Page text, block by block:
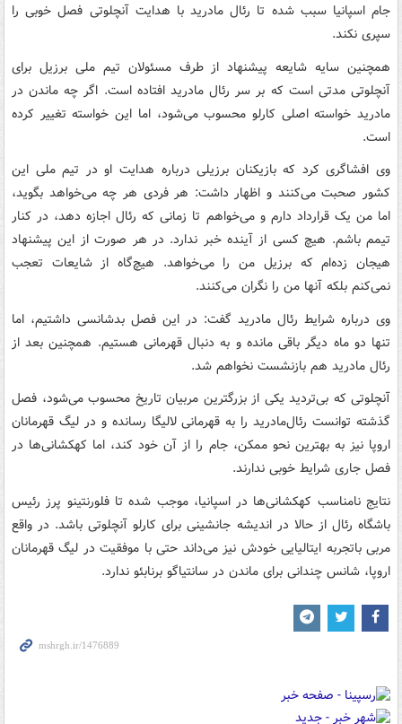
جام اسپانیا سبب شده تا رئال مادرید با هدایت آنچلوتی فصل خوبی را
سپری نکند.
همچنین سایه شایعه پیشنهاد از طرف مسئولان تیم ملی برزیل برای
آنچلوتی مدتی است که بر سر رئال مادرید افتاده است. اگر چه ماندن در
مادرید خواسته اصلی کارلو محسوب می‌شود، اما این خواسته تغییر کرده
است.
وی افشاگری کرد که بازیکنان برزیلی درباره هدایت او در تیم ملی این
کشور صحبت می‌کنند و اظهار داشت: هر فردی هر چه می‌خواهد بگوید،
اما من یک قرارداد دارم و می‌خواهم تا زمانی که رئال اجازه دهد، در کنار
تیمم باشم. هیچ کسی از آینده خبر ندارد. در هر صورت از این پیشنهاد
هیجان زده‌ام که برزیل من را می‌خواهد. هیچ‌گاه از شایعات تعجب
نمی‌کنم بلکه آنها من را نگران می‌کنند.
وی درباره شرایط رئال مادرید گفت: در این فصل بدشانسی داشتیم، اما
تنها دو ماه دیگر باقی مانده و به دنبال قهرمانی هستیم. همچنین بعد از
رئال مادرید هم بازنشست نخواهم شد.
آنچلوتی که بی‌تردید یکی از بزرگترین مربیان تاریخ محسوب می‌شود، فصل
گذشته توانست رئال‌مادرید را به قهرمانی لالیگا رسانده و در لیگ قهرمانان
اروپا نیز به بهترین نحو ممکن، جام را از آن خود کند، اما کهکشانی‌ها در
فصل جاری شرایط خوبی ندارند.
نتایج نامناسب کهکشانی‌ها در اسپانیا، موجب شده تا فلورنتینو پرز رئیس
باشگاه رئال از حالا در اندیشه جانشینی برای کارلو آنچلوتی باشد. در واقع
مربی باتجربه ایتالیایی خودش نیز می‌داند حتی با موفقیت در لیگ قهرمانان
اروپا، شانس چندانی برای ماندن در سانتیاگو برنابئو ندارد.